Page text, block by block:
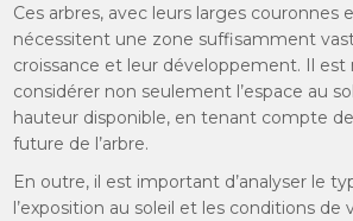
Ces arbres, avec leurs larges couronnes
nécessitent une zone suffisamment
croissance et leur développement. Il
considérer non seulement l’espace au
hauteur disponible, en tenant compte
future de l’arbre.
En outre, il est important d’analyser le
l’exposition au soleil et les conditions de